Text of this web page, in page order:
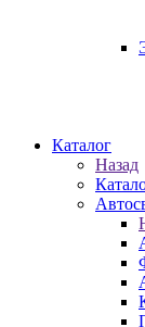
Каталог
Назад